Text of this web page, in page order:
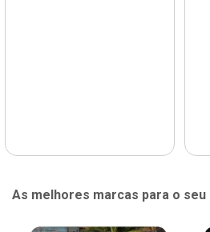
As melhores marcas para o seu